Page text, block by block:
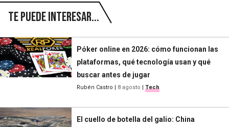
Te puede interesar...
Póker online en 2026: cómo funcionan las
plataformas, qué tecnología usan y qué
buscar antes de jugar
Rubén Castro | 8 agosto | Tech
El cuello de botella del galio: China